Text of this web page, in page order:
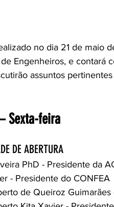
no dia 21 de maio
Engenheiros, e contará
assuntos
Sexta-feira
DE ABERTURA
PhD - Presidente da
- Presidente do CONFEA
de Queiroz